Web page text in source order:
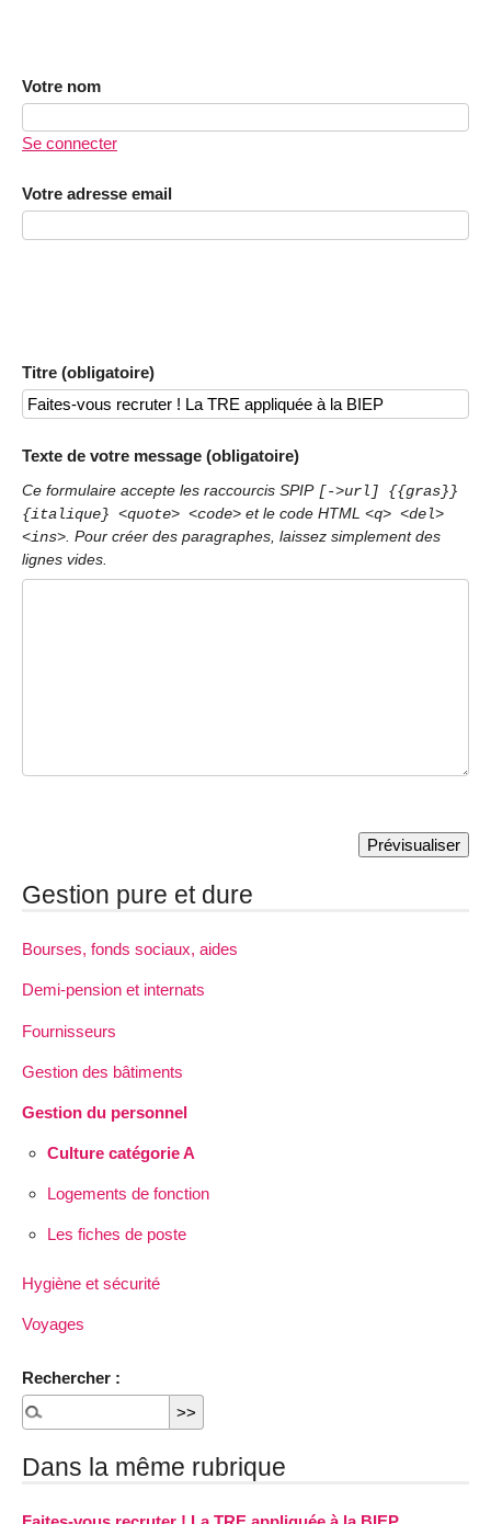
Votre nom
Se connecter
Votre adresse email
Titre (obligatoire)
Texte de votre message (obligatoire)
Ce formulaire accepte les raccourcis SPIP [->url] {{gras}}
{italique} <quote> <code> et le code HTML <q> <del>
<ins>. Pour créer des paragraphes, laissez simplement des
lignes vides.
Gestion pure et dure
Bourses, fonds sociaux, aides
Demi-pension et internats
Fournisseurs
Gestion des bâtiments
Gestion du personnel
Culture catégorie A
Logements de fonction
Les fiches de poste
Hygiène et sécurité
Voyages
Rechercher :
Dans la même rubrique